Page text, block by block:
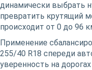
динамически выбрать
превратить крутящий
происходит от 0 до 96
Применение
255/40 R18 спереди
уверенность на